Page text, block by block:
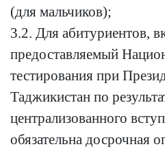
(для мальчиков);
3.2. Для абитуриентов,
предоставляемый
тестирования при
Таджикистан по
централизованного
обязательна досрочная